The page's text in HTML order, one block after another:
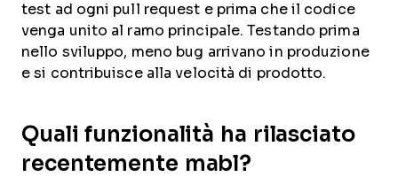
test ad ogni pull request e prima che il codice
venga unito al ramo principale. Testando prima
nello sviluppo, meno bug arrivano in produzione
e si contribuisce alla velocità di prodotto.
Quali funzionalità ha rilasciato
recentemente mabl?